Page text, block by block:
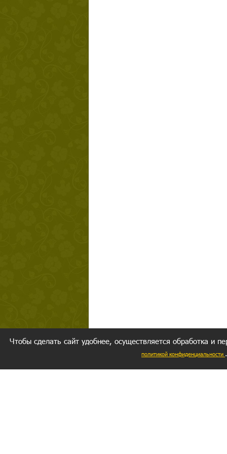
Чтобы сделать сайт удобнее, осуществляется обработка и
политикой конфиденциальности